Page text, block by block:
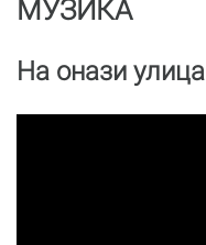
МУЗИКА
На онази улица